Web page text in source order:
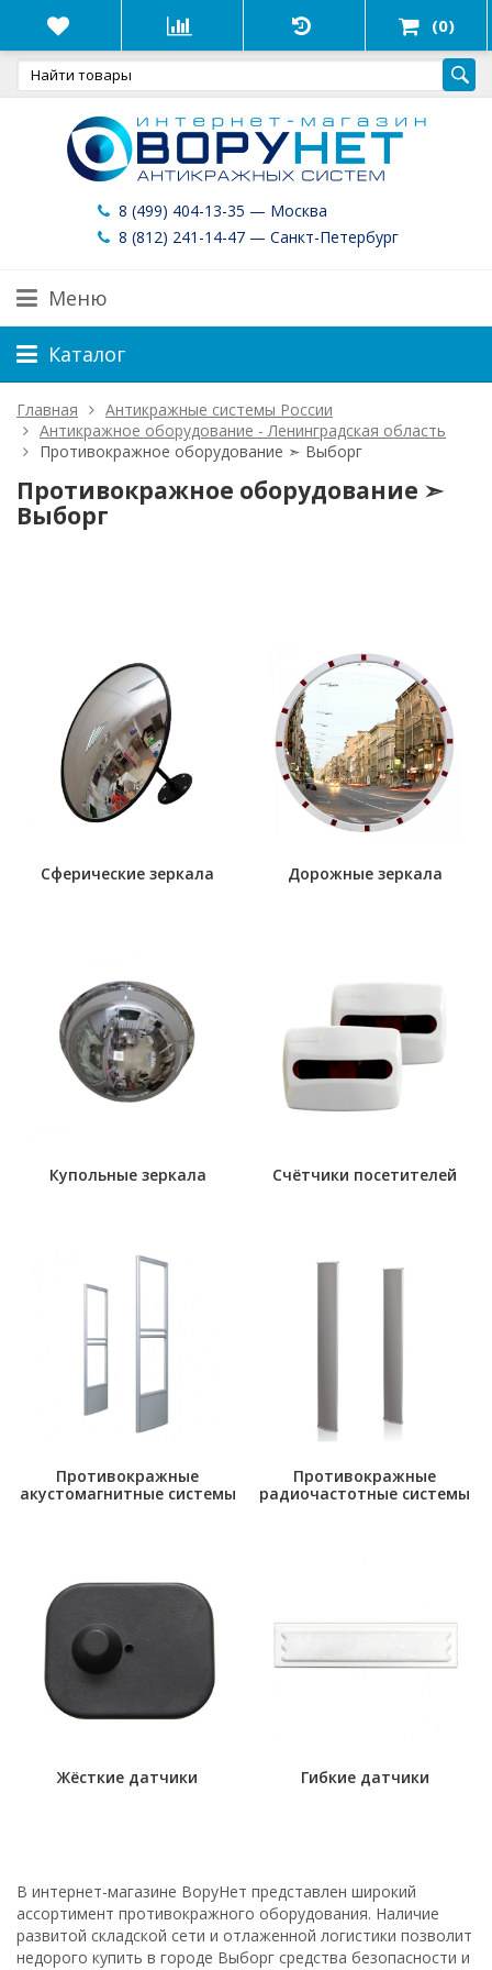
(0)
8 (499) 404-13-35 — Москва
8 (812) 241-14-47 — Санкт-Петербург
Меню
Каталог
Главная
Антикражные системы России
Антикражное оборудование - Ленинградская область
Противокражное оборудование ➣ Выборг
Противокражное оборудование ➣
Выборг
Сферические зеркала Дорожные зеркала
Купольные зеркала Счётчики посетителей
Противокражные
акустомагнитные системы
Противокражные
радиочастотные системы
Жёсткие датчики Гибкие датчики
В интернет-магазине ВоруНет представлен широкий
ассортимент противокражного оборудования. Наличие
развитой складской сети и отлаженной логистики позволит
недорого купить в городе Выборг средства безопасности и